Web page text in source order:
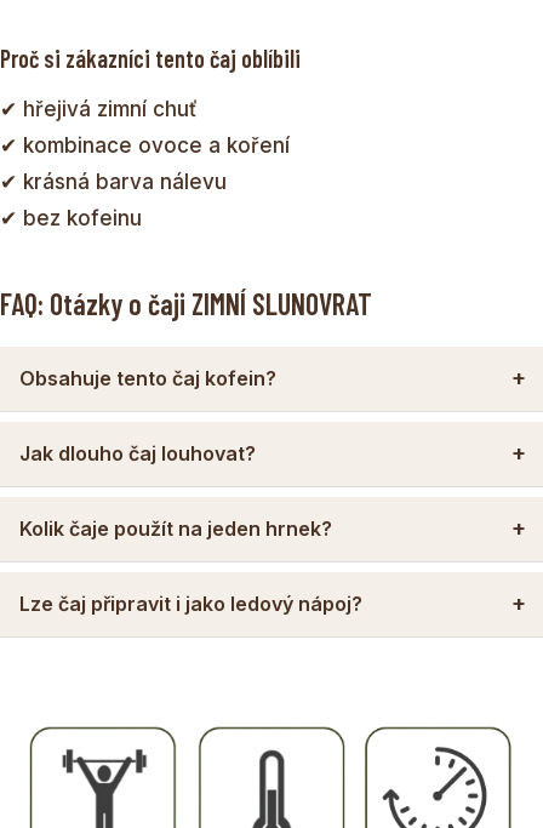
Proč si zákazníci tento čaj oblíbili
✔ hřejivá zimní chuť
✔ kombinace ovoce a koření
✔ krásná barva nálevu
✔ bez kofeinu
FAQ: Otázky o čaji ZIMNÍ SLUNOVRAT
Obsahuje tento čaj kofein?
Jak dlouho čaj louhovat?
Kolik čaje použít na jeden hrnek?
Lze čaj připravit i jako ledový nápoj?